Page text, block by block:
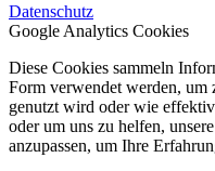
Datenschutz
Google Analytics Cookies
Diese Cookies sammeln
Form verwendet werden, um
genutzt wird oder wie
oder um uns zu helfen,
anzupassen, um Ihre